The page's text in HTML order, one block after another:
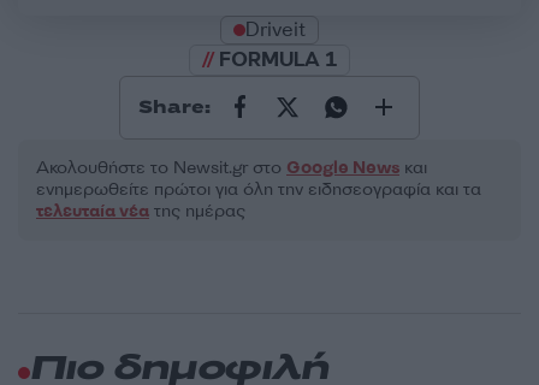
Driveit
FORMULA 1
Share:
Ακολουθήστε το Νewsit.gr στο Google News και
ενημερωθείτε πρώτοι για όλη την ειδησεογραφία και τα
τελευταία νέα της ημέρας
Πιο δημοφιλή